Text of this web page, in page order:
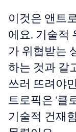
이것은 앤트
에요. 기술적
가 위협받는
하는 것과 같
쓰러 뜨려야
트로픽은 ‘클
기술적 건재